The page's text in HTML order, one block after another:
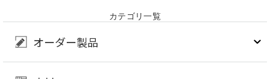
カテゴリ一覧
オーダー製品